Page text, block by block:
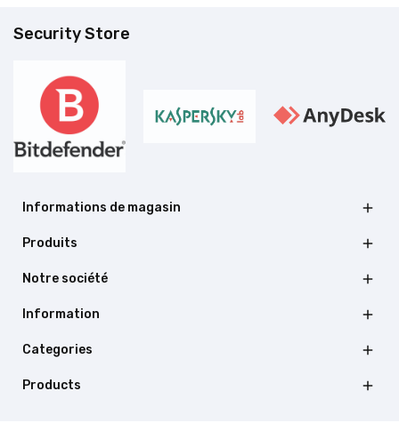
Security Store
Informations de magasin 
Produits 
Notre société 
Information 
Categories 
Products 